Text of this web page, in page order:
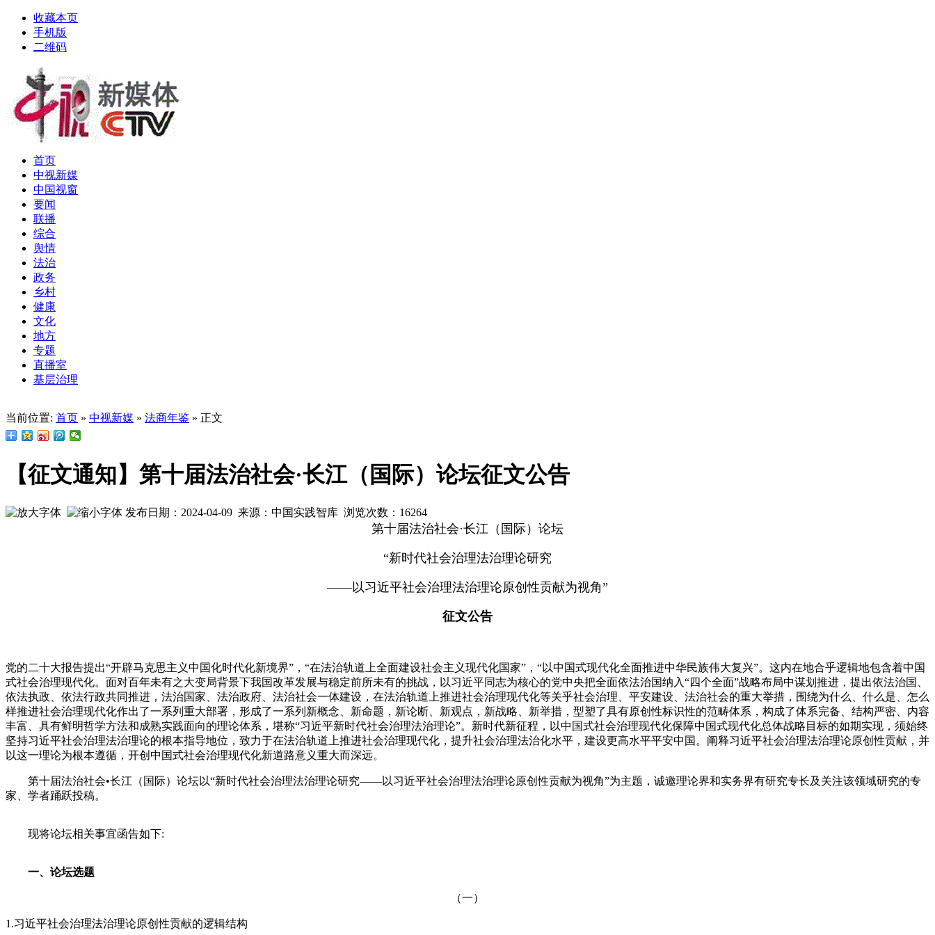
收藏本页
手机版
二维码
首页
中视新媒
中国视窗
要闻
联播
综合
舆情
法治
政务
乡村
健康
文化
地方
专题
直播室
基层治理
当前位置: 首页 » 中视新媒 » 法商年鉴 » 正文
【征文通知】第十届法治社会·长江（国际）论坛征文公告
发布日期：2024-04-09 来源：中国实践智库 浏览次数： 16264
第十届法治社会·长江（国际）论坛
“新时代社会治理法治理论研究
——以习近平社会治理法治理论原创性贡献为视角”
征文公告
党的二十大报告提出“开辟马克思主义中国化时代化新境界”，“在法治轨道上全面建设社会主义现代化国家”，“以中国式现代化全面推进中华民族伟大复兴”。这内在地合乎逻辑地包含着中国
式社会治理现代化。面对百年未有之大变局背景下我国改革发展与稳定前所未有的挑战，以习近平同志为核心的党中央把全面依法治国纳入“四个全面”战略布局中谋划推进，提出依法治国、
依法执政、依法行政共同推进，法治国家、法治政府、法治社会一体建设，在法治轨道上推进社会治理现代化等关乎社会治理、平安建设、法治社会的重大举措，围绕为什么、什么是、怎么
样推进社会治理现代化作出了一系列重大部署，形成了一系列新概念、新命题，新论断、新观点，新战略、新举措，型塑了具有原创性标识性的范畴体系，构成了体系完备、结构严密、内容
丰富、具有鲜明哲学方法和成熟实践面向的理论体系，堪称“习近平新时代社会治理法治理论”。新时代新征程，以中国式社会治理现代化保障中国式现代化总体战略目标的如期实现，须始终
坚持习近平社会治理法治理论的根本指导地位，致力于在法治轨道上推进社会治理现代化，提升社会治理法治化水平，建设更高水平平安中国。阐释习近平社会治理法治理论原创性贡献，并
以这一理论为根本遵循，开创中国式社会治理现代化新道路意义重大而深远。
第十届法治社会•长江（国际）论坛以“新时代社会治理法治理论研究——以习近平社会治理法治理论原创性贡献为视角”为主题，诚邀理论界和实务界有研究专长及关注该领域研究的专
家、学者踊跃投稿。
现将论坛相关事宜函告如下:
一、 论坛选题
（一）
1.习近平社会治理法治理论原创性贡献的逻辑结构